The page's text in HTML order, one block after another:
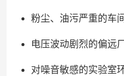
粉尘、油污严重的车
电压波动剧烈的偏远
对噪音敏感的实验室